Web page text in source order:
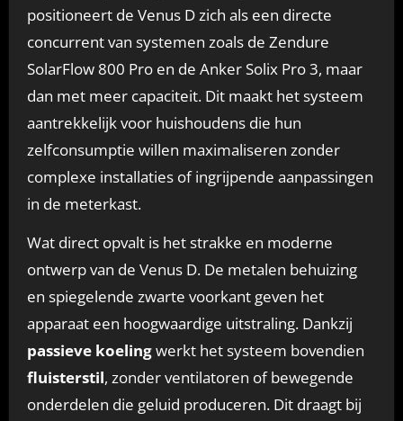
positioneert de Venus D zich als een directe
concurrent van systemen zoals de Zendure
SolarFlow 800 Pro en de Anker Solix Pro 3, maar
dan met meer capaciteit. Dit maakt het systeem
aantrekkelijk voor huishoudens die hun
zelfconsumptie willen maximaliseren zonder
complexe installaties of ingrijpende aanpassingen
in de meterkast.
Wat direct opvalt is het strakke en moderne
ontwerp van de Venus D. De metalen behuizing
en spiegelende zwarte voorkant geven het
apparaat een hoogwaardige uitstraling. Dankzij
passieve koelingwerkt het systeem bovendien
fluisterstil, zonder ventilatoren of bewegende
onderdelen die geluid produceren. Dit draagt bij